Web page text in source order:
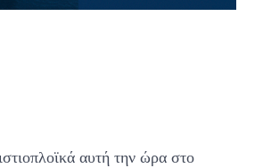
αυτή την ώρα στο